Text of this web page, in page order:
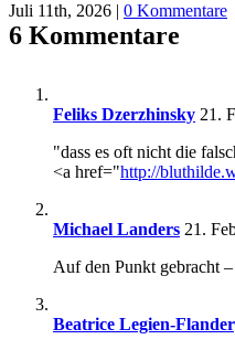
Juli 11th, 2026 | 0 Kommentare
6 Kommentare
Feliks Dzerzhinsky 21.
"dass es oft nicht die
<a href="http://
Michael Landers 21.
Auf den Punkt gebracht
Beatrice Legien-